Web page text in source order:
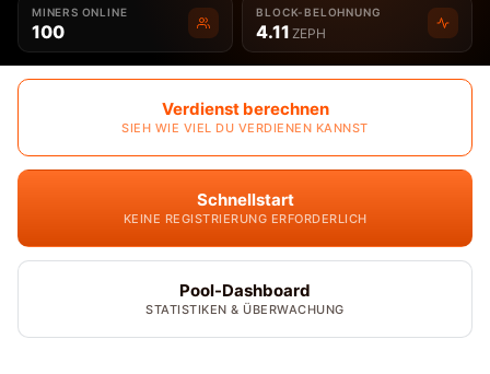
MINERS ONLINE
100
BLOCK-BELOHNUNG
4.11 ZEPH
Verdienst berechnen
SIEH WIE VIEL DU VERDIENEN KANNST
Schnellstart
KEINE REGISTRIERUNG ERFORDERLICH
Pool-Dashboard
STATISTIKEN & ÜBERWACHUNG